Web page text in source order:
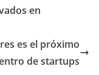
en
es el próximo
de startups